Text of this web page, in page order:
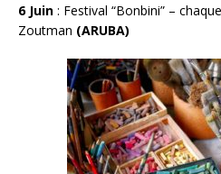
6 Juin : Festival “Bonbini” –
Zoutman (ARUBA)